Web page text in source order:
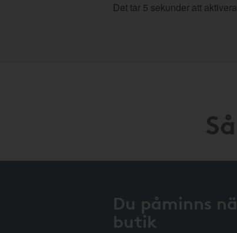
Det tar 5 sekunder att
Du påminns
butik